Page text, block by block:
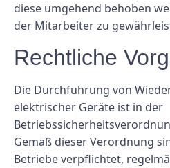
diese umgehend behoben
der Mitarbeiter zu
Rechtliche
Die Durchführung von
elektrischer Geräte ist in der
Gemäß dieser Verordnung
Betriebe verpflichtet,